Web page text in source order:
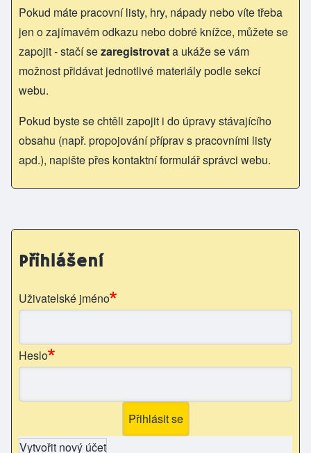
Pokud máte pracovní listy, hry, nápady nebo víte třeba
jen o zajímavém odkazu nebo dobré knížce, můžete se
zapojit - stačí sezaregistrovata ukáže se vám
možnost přidávat jednotlivé materiály podle sekcí
webu.
Pokud byste se chtěli zapojit i do úpravy stávajícího
obsahu (např. propojování příprav s pracovními listy
apd.), napište přes kontaktní formulář správci webu.
Přihlášení
Uživatelské jméno
Heslo
Vytvořit nový účet